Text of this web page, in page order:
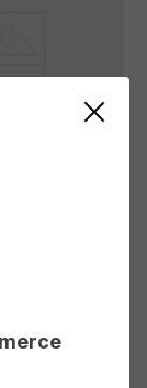
Para Cães Mix